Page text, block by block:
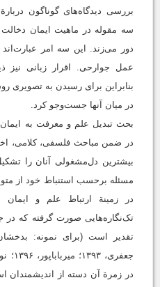
بررسی دیدگاه‌های گوناگون
سه مقوله در ماهیت ایمان دخالت
دور می‌زند. این سه امر
عمل جوارحی. اقرار زبانی نیز
بنابراین برای رسیدن به تصویری
در میان آنها جست‌وجو کرد.
بحث تبدیل علم و معرفت به
در ضمن مباحث فلسفی، کلامی،
بیشترین دل‌مشغولی آنان را
مسئله برحسب استنباط خود از
در زمینة ارتباط علم و ایمان
تک‌نگاره‌هایی صورت گرفته که در
در زمرة آن دسته از